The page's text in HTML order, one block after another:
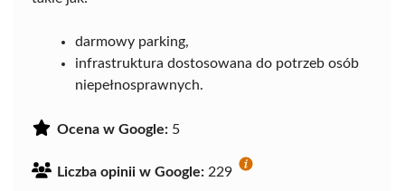
darmowy parking,
infrastruktura dostosowana do potrzeb osób
niepełnosprawnych.
Ocena w Google: 5
Liczba opinii w Google: 229